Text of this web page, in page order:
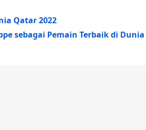
Qatar 2022
sebagai Pemain Terbaik di Dunia